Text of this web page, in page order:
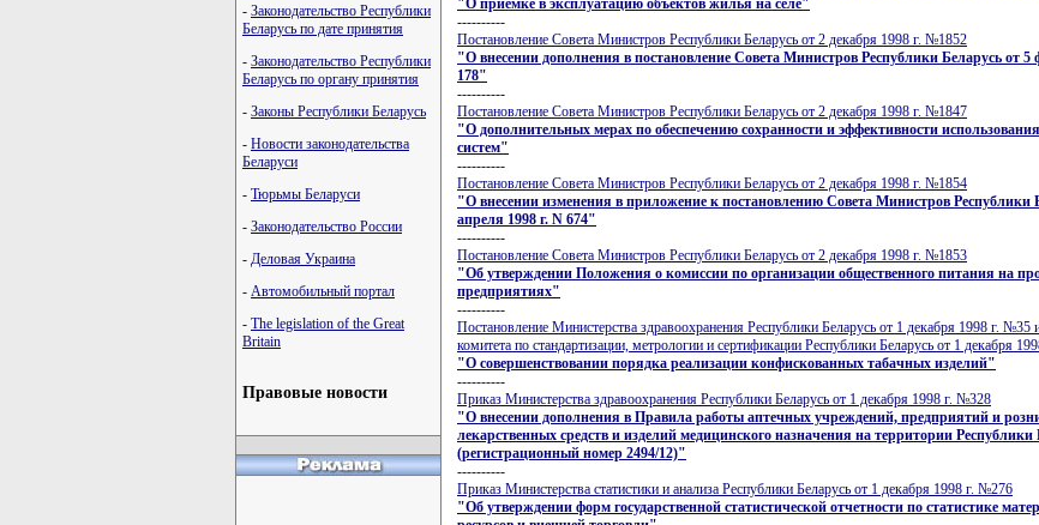
- Законодательство Республики
Беларусь по дате принятия
- Законодательство Республики
Беларусь по органу принятия
- Законы Республики Беларусь
- Новости законодательства
Беларуси
- Тюрьмы Беларуси
- Законодательство России
- Деловая Украина
- Автомобильный портал
- The legislation of the Great
Britain
Правовые новости
"О приемке в эксплуатацию объектов жилья на селе"
----------
Постановление Совета Министров Республики Беларусь от 2 декабря 1998 г. №1852
"О внесении дополнения в постановление Совета Министров Республики Беларусь от 5
178"
----------
Постановление Совета Министров Республики Беларусь от 2 декабря 1998 г. №1847
"О дополнительных мерах по обеспечению сохранности и эффективности
систем"
----------
Постановление Совета Министров Республики Беларусь от 2 декабря 1998 г. №1854
"О внесении изменения в приложение к постановлению Совета Министров Республики
апреля 1998 г. N 674"
----------
Постановление Совета Министров Республики Беларусь от 2 декабря 1998 г. №1853
"Об утверждении Положения о комиссии по организации общественного питания на
предприятиях"
----------
Постановление Министерства здравоохранения Республики Беларусь от 1 декабря 1998 г. №35
комитета по стандартизации, метрологии и сертификации Республики Беларусь от 1 декабря
"О совершенствовании порядка реализации конфискованных табачных изделий"
----------
Приказ Министерства здравоохранения Республики Беларусь от 1 декабря 1998 г. №328
"О внесении дополнения в Правила работы аптечных учреждений, предприятий и
лекарственных средств и изделий медицинского назначения на территории Республики
(регистрационный номер 2494/12)"
----------
Приказ Министерства статистики и анализа Республики Беларусь от 1 декабря 1998 г. №276
"Об утверждении форм государственной статистической отчетности по статистике